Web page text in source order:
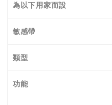
為以下用家而設
敏感帶
類型
功能